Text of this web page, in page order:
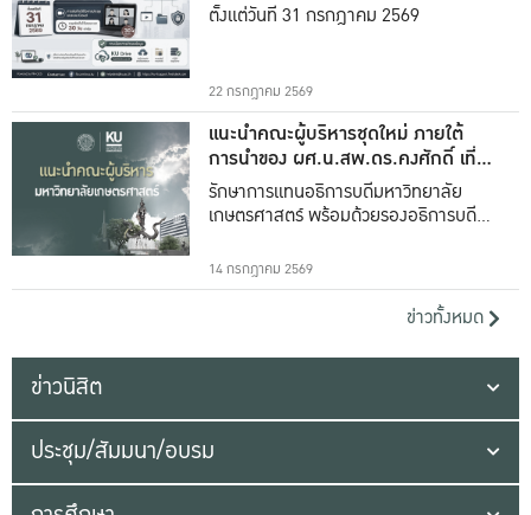
ตั้งแต่วันที่ 31 กรกฎาคม 2569
22 กรกฎาคม 2569
แนะนำคณะผู้บริหารชุดใหม่ ภายใต้
การนำของ ผศ.น.สพ.ดร.คงศักดิ์ เที่ยง
ธรรม
รักษาการแทนอธิการบดีมหาวิทยาลัย
เกษตรศาสตร์ พร้อมด้วยรองอธิการบดีทั้ง
14 กรกฎาคม 2569
ข่าวทั้งหมด
ข่าวนิสิต
ประชุม/สัมมนา/อบรม